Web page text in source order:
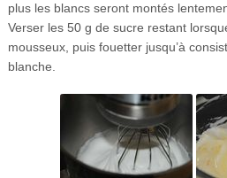
plus les blancs seront montés
Verser les 50 g de sucre restant
mousseux, puis fouetter jusqu’à
blanche.